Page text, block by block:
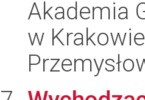
Akademia
w